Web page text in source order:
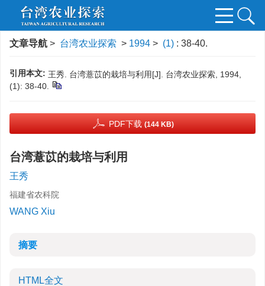
文章导航 > 台湾农业探索 > 1994 > (1) : 38-40.
引用本文: 王秀. 台湾薏苡的栽培与利用[J]. 台湾农业探索, 1994,
(1): 38-40.
PDF下载 (144 KB)
台湾薏苡的栽培与利用
王秀
福建省农科院
WANG Xiu
摘要
HTML全文